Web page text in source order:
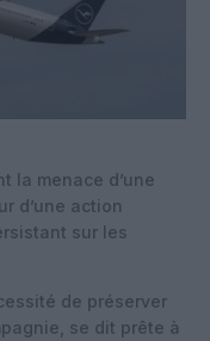
la menace d’une
d’une action
sur les
de préserver
se dit prête à